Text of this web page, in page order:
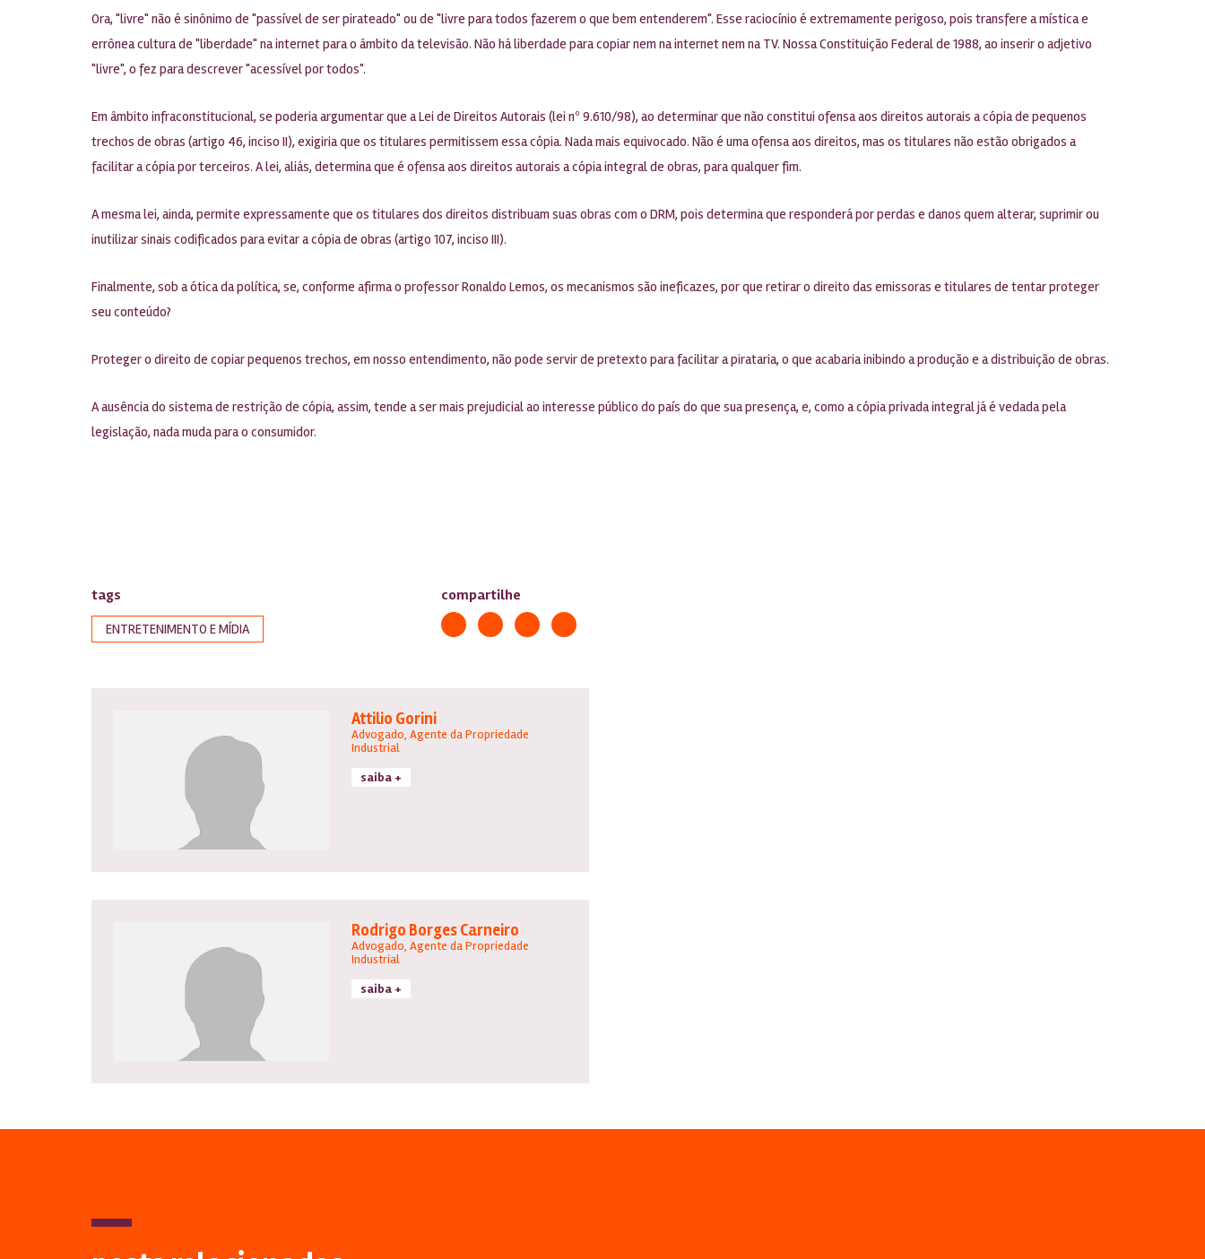
Ora, "livre" não é sinônimo de "passível de ser pirateado" ou de "livre para todos fazerem o que bem entenderem". Esse raciocínio é extremamente perigoso, pois transfere a mística e
errônea cultura de "liberdade" na internet para o âmbito da televisão. Não há liberdade para copiar nem na internet nem na TV. Nossa Constituição Federal de 1988, ao inserir o adjetivo
"livre", o fez para descrever "acessível por todos".
Em âmbito infraconstitucional, se poderia argumentar que a Lei de Direitos Autorais (lei nº 9.610/98), ao determinar que não constitui ofensa aos direitos autorais a cópia de pequenos
trechos de obras (artigo 46, inciso II), exigiria que os titulares permitissem essa cópia. Nada mais equivocado. Não é uma ofensa aos direitos, mas os titulares não estão obrigados a
facilitar a cópia por terceiros. A lei, aliás, determina que é ofensa aos direitos autorais a cópia integral de obras, para qualquer fim.
A mesma lei, ainda, permite expressamente que os titulares dos direitos distribuam suas obras com o DRM, pois determina que responderá por perdas e danos quem alterar, suprimir ou
inutilizar sinais codificados para evitar a cópia de obras (artigo 107, inciso III).
Finalmente, sob a ótica da política, se, conforme afirma o professor Ronaldo Lemos, os mecanismos são ineficazes, por que retirar o direito das emissoras e titulares de tentar proteger
seu conteúdo?
Proteger o direito de copiar pequenos trechos, em nosso entendimento, não pode servir de pretexto para facilitar a pirataria, o que acabaria inibindo a produção e a distribuição de obras.
A ausência do sistema de restrição de cópia, assim, tende a ser mais prejudicial ao interesse público do país do que sua presença, e, como a cópia privada integral já é vedada pela
legislação, nada muda para o consumidor.
tags
ENTRETENIMENTO E MÍDIA
compartilhe
Attilio Gorini
Advogado, Agente da Propriedade
Industrial
saiba +
Rodrigo Borges Carneiro
Advogado, Agente da Propriedade
Industrial
saiba +